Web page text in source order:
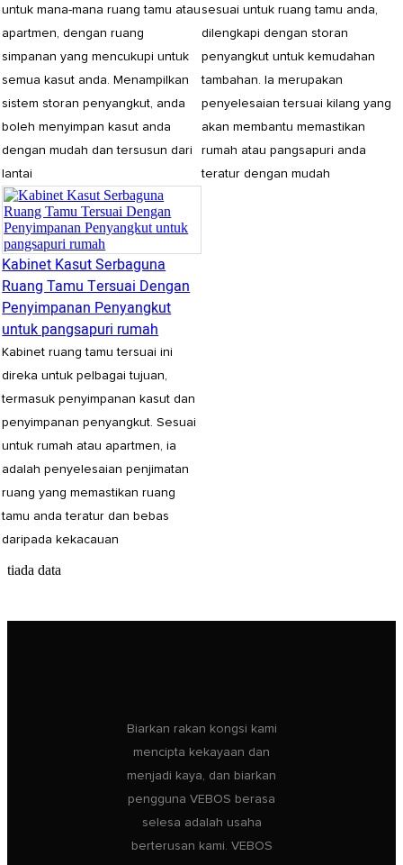
untuk mana-mana ruang tamu atau
apartmen, dengan ruang
simpanan yang mencukupi untuk
semua kasut anda. Menampilkan
sistem storan penyangkut, anda
boleh menyimpan kasut anda
dengan mudah dan tersusun dari
lantai
sesuai untuk ruang tamu anda,
dilengkapi dengan storan
penyangkut untuk kemudahan
tambahan. Ia merupakan
penyelesaian tersuai kilang yang
akan membantu memastikan
rumah atau pangsapuri anda
teratur dengan mudah
Kabinet Kasut Serbaguna
Ruang Tamu Tersuai Dengan
Penyimpanan Penyangkut
untuk pangsapuri rumah
Kabinet ruang tamu tersuai ini
direka untuk pelbagai tujuan,
termasuk penyimpanan kasut dan
penyimpanan penyangkut. Sesuai
untuk rumah atau apartmen, ia
adalah penyelesaian penjimatan
ruang yang memastikan ruang
tamu anda teratur dan bebas
daripada kekacauan
tiada data
Biarkan rakan kongsi kami
mencipta kekayaan dan
menjadi kaya, dan biarkan
pengguna VEBOS berasa
selesa adalah usaha
berterusan kami. VEBOS